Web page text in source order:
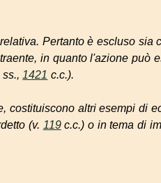
Pertanto è escluso sia
in quanto l'azione può
ss., 1421 c.c.).
costituiscono altri esempi di
(v. 119c.c.) o in tema di